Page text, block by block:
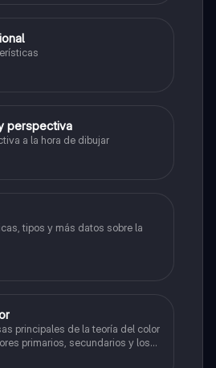
perspectiva
a la hora de dibujar
tipos y más datos sobre la
principales de la teoría del color
primarios, secundarios y los
es un resumen y sus ejemplos